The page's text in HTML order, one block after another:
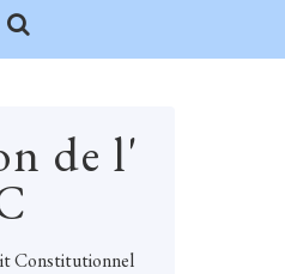
de l'
Constitutionnel